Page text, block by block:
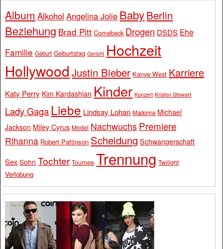
Album Alkohol Angelina Jolie BabyBerlin
Beziehung Brad Pitt Comeback Drogen DSDS Ehe
Familie Geburt Geburtstag Gericht Hochzeit
Hollywood Justin Bieber Kanye West Karriere
Katy Perry Kim Kardashian Kinder Konzert Kristen Stewart
Lady Gaga Liebe Lindsay Lohan Madonna Michael
Jackson Miley Cyrus Model Nachwuchs Premiere
Rihanna Robert Pattinson Scheidung Schwangerschaft
Sex Sohn Tochter Tournee Trennung Twilight
Verlobung